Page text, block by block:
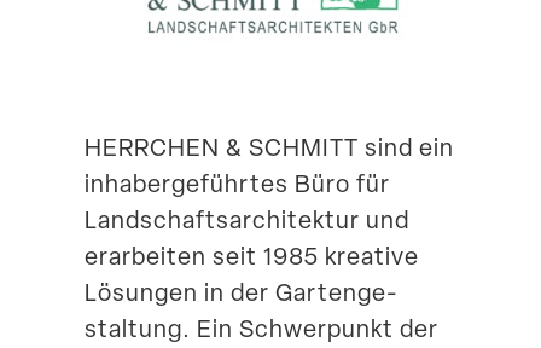
Suche
HERRCHEN & SCHMITT sind ein
inhaber­ge­führtes Büro für
Landschafts­ar­chi­tektur und
erarbeiten seit 1985 kreative
Lösungen in der Garten­ge­
staltung. Ein Schwer­punkt der